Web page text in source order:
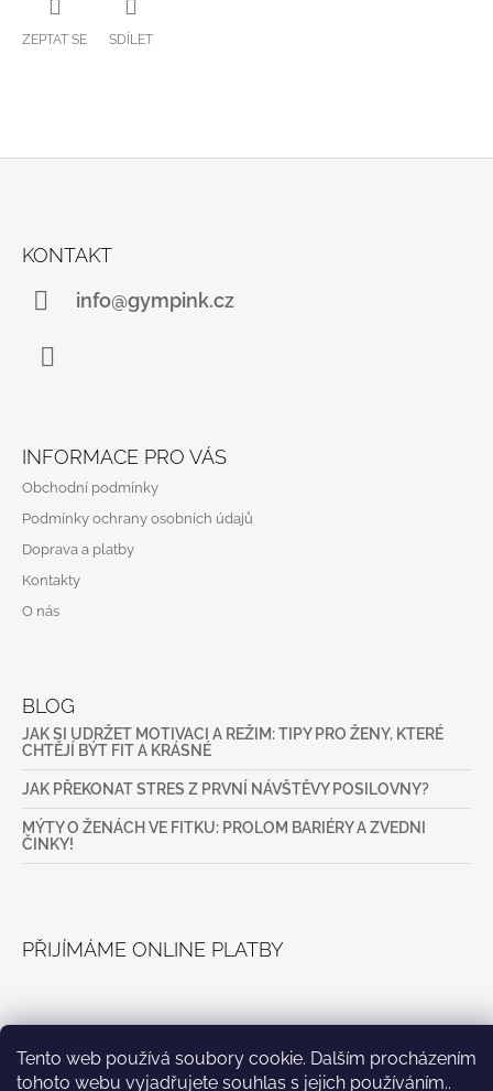
Tento web používá soubory cookie. Dalším procházením
tohoto webu vyjadřujete souhlas s jejich používáním..
ZEPTAT SE SDÍLET
KONTAKT
info@gympink.cz
INFORMACE PRO VÁS
Obchodní podmínky
Podmínky ochrany osobních údajů
Doprava a platby
Kontakty
O nás
BLOG
JAK SI UDRŽET MOTIVACI A REŽIM: TIPY PRO ŽENY, KTERÉ
CHTĚJÍ BÝT FIT A KRÁSNÉ
JAK PŘEKONAT STRES Z PRVNÍ NÁVŠTĚVY POSILOVNY?
MÝTY O ŽENÁCH VE FITKU: PROLOM BARIÉRY A ZVEDNI
ČINKY!
PŘIJÍMÁME ONLINE PLATBY